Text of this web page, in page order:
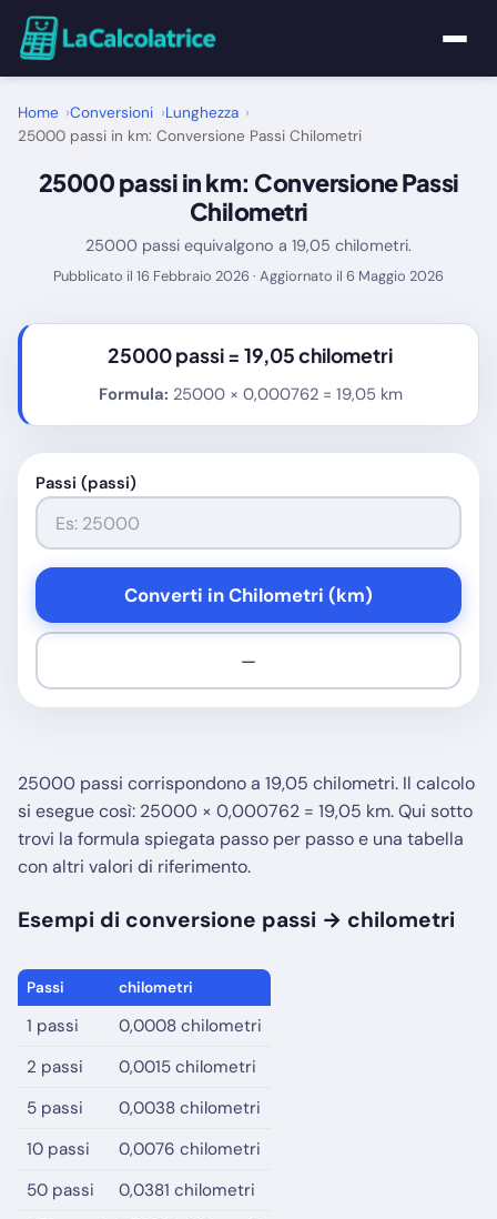
Home
Calcolatrici
Utility
Home Conversioni
Lunghezza
25000 passi in km: Conversione Passi Chilometri
25000 passi in km: Conversione Passi
Chilometri
25000 passi equivalgono a 19,05 chilometri.
Pubblicato il 16 Febbraio 2026 · Aggiornato il 6 Maggio 2026
25000 passi = 19,05 chilometri
Formula: 25000 × 0,000762 = 19,05 km
Passi (passi)
Converti in Chilometri (km)
—
25000 passi corrispondono a 19,05 chilometri. Il calcolo
si esegue così: 25000 × 0,000762 = 19,05 km. Qui sotto
trovi la formula spiegata passo per passo e una tabella
con altri valori di riferimento.
Esempi di conversione passi → chilometri
Passi chilometri
1 passi
0,0008 chilometri
2 passi
0,0015 chilometri
5 passi
0,0038 chilometri
10 passi
0,0076 chilometri
50 passi
0,0381 chilometri